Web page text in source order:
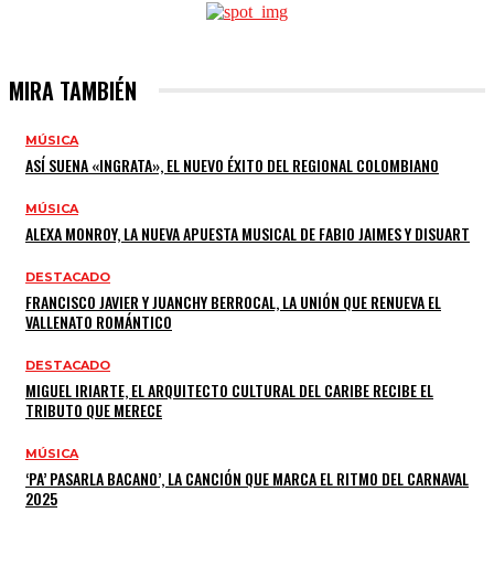
MIRA TAMBIÉN
MÚSICA
ASÍ SUENA «INGRATA», EL NUEVO ÉXITO DEL REGIONAL COLOMBIANO
MÚSICA
ALEXA MONROY, LA NUEVA APUESTA MUSICAL DE FABIO JAIMES Y DISUART
DESTACADO
FRANCISCO JAVIER Y JUANCHY BERROCAL, LA UNIÓN QUE RENUEVA EL
VALLENATO ROMÁNTICO
DESTACADO
MIGUEL IRIARTE, EL ARQUITECTO CULTURAL DEL CARIBE RECIBE EL
TRIBUTO QUE MERECE
MÚSICA
‘PA’ PASARLA BACANO’, LA CANCIÓN QUE MARCA EL RITMO DEL CARNAVAL
2025